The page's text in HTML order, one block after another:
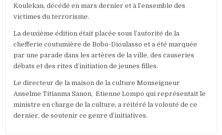
Koulekan, décédé en mars dernier et à l’ensemble des
victimes du terrorisme.
La deuxième édition était placée sous l’autorité de la
chefferie coutumière de Bobo-Dioulasso et a été marquée
par une parade dans les artères de la ville, des causeries
débats et des rites d’initiation de jeunes filles.
Le directeur de la maison de la culture Monseigneur
Anselme Titianma Sanon, Etienne Lompo qui représentait le
ministre en charge de la culture, a réitéré la volonté de ce
dernier, de soutenir ce genre d’initiatives.